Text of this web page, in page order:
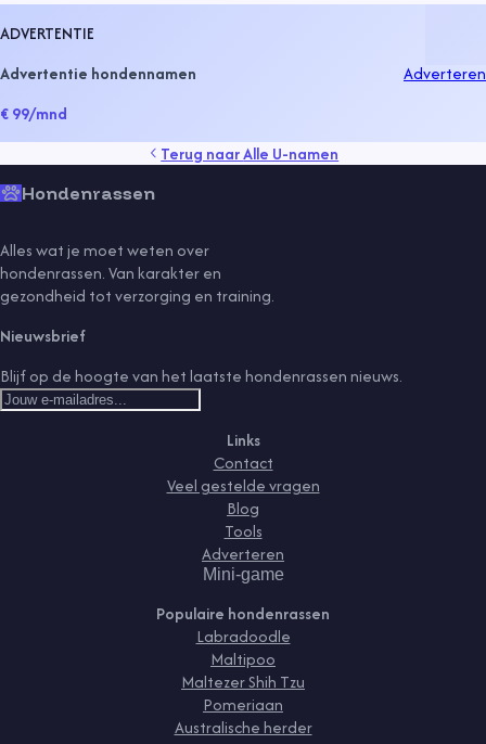
ADVERTENTIE
Advertentie hondennamen
€ 99/mnd
Adverteren
Terug naarAlle U-namen
Hondenrassen
Alles wat je moet weten over
hondenrassen. Van karakter en
gezondheid tot verzorging en training.
Nieuwsbrief
Blijf op de hoogte van het laatste hondenrassen nieuws.
Links
Contact
Veel gestelde vragen
Blog
Tools
Adverteren
Mini-game
Populaire hondenrassen
Labradoodle
Maltipoo
Maltezer Shih Tzu
Pomeriaan
Australische herder